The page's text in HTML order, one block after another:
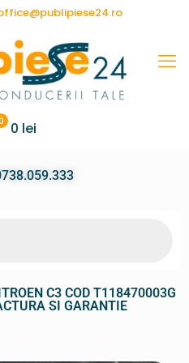
0 lei
C3 COD T118470003G
SI GARANTIE